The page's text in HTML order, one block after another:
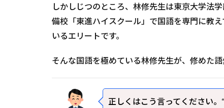
しかしじつのところ、林修先生は東京大学法
備校「東進ハイスクール」で国語を専門に教
いるエリートです。
そんな国語を極めている林修先生が、修めた語
正しくはこう言ってください